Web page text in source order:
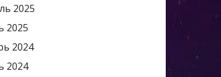
2025
2025
2024
2024